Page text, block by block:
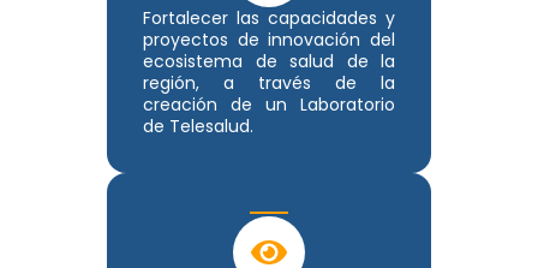
Fortalecer las capacidades y
proyectos de innovación del
ecosistema de salud de la
región, a través de la
creación de un Laboratorio
de Telesalud.